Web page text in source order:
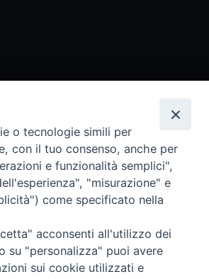
Digitale
Cartaceo
Copia Digitale
o tecnologie simili per
con il tuo consenso, anche per
e funzionalità semplici",
"misurazione" e
come specificato nella
acconsenti all'utilizzo dei
su "personalizza" puoi avere
sui cookie utilizzati e